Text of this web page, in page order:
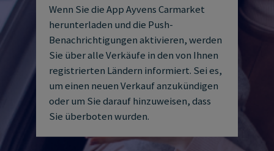
Wenn Sie die App Ayvens Carmarket
herunterladen und die Push-
Benachrichtigungen aktivieren, werden
Sie über alle Verkäufe in den von Ihnen
registrierten Ländern informiert. Sei es,
um einen neuen Verkauf anzukündigen
oder um Sie darauf hinzuweisen, dass
Sie überboten wurden.